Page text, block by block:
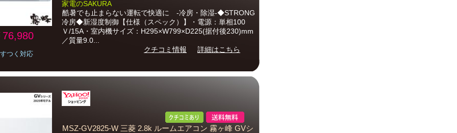
76,980
つく対応
家電のSAKURA
酷暑でも止まらない運転で快適に -冷房・除湿-◆STRONG
冷房◆新湿度制御【仕様（スペック）】・電源：単相100
Ｖ/15A・室内機サイズ：H295×W799×D225(据付後230)mm
／質量9.0...
クチコミ情報
詳細はこちら
MSZ-GV2825-W 三菱 2.8k ルームエアコン 霧ヶ峰 GVシ